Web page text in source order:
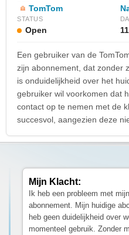
TomTom
STATUS
Open
Een gebruiker van de
zijn abonnement, dat zonder
is onduidelijkheid over het
gebruiker wil voorkomen dat
contact op te nemen met de
succesvol, aangezien deze
Mijn Klacht:
Ik heb een probleem met
abonnement. Mijn huidige
heb geen duidelijkheid over
momenteel gebruik. Zonder